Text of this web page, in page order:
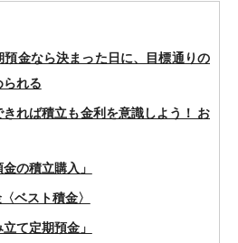
預金なら決まった日に、目標通りの
られる
れば積立も金利を意識しよう！ お
の積立購入」
ベスト積金〉
て定期預金」